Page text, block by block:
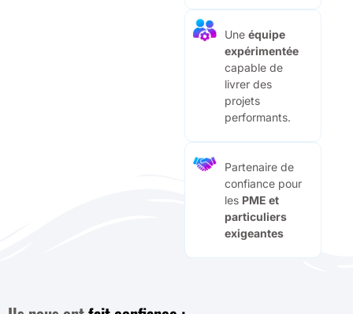
Uneéquipe
expérimentée
capable de
livrer des
projets
performants.
Partenaire de
confiance pour
les PME et
particuliers
exigeantes